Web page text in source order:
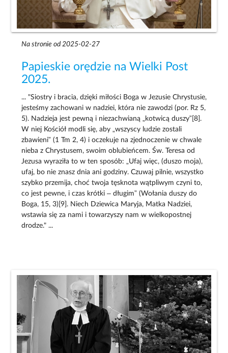
Na stronie od 2025-02-27
Papieskie orędzie na Wielki Post
2025.
... "Siostry i bracia, dzięki miłości Boga w Jezusie Chrystusie,
jesteśmy zachowani w nadziei, która nie zawodzi (por. Rz 5,
5). Nadzieja jest pewną i niezachwianą „kotwicą duszy”[8].
W niej Kościół modli się, aby „wszyscy ludzie zostali
zbawieni” (1 Tm 2, 4) i oczekuje na zjednoczenie w chwale
nieba z Chrystusem, swoim oblubieńcem. Św. Teresa od
Jezusa wyraziła to w ten sposób: „Ufaj więc, (duszo moja),
ufaj, bo nie znasz dnia ani godziny. Czuwaj pilnie, wszystko
szybko przemija, choć twoja tęsknota wątpliwym czyni to,
co jest pewne, i czas krótki – długim” (Wołania duszy do
Boga, 15, 3)[9]. Niech Dziewica Maryja, Matka Nadziei,
wstawia się za nami i towarzyszy nam w wielkopostnej
drodze." ...